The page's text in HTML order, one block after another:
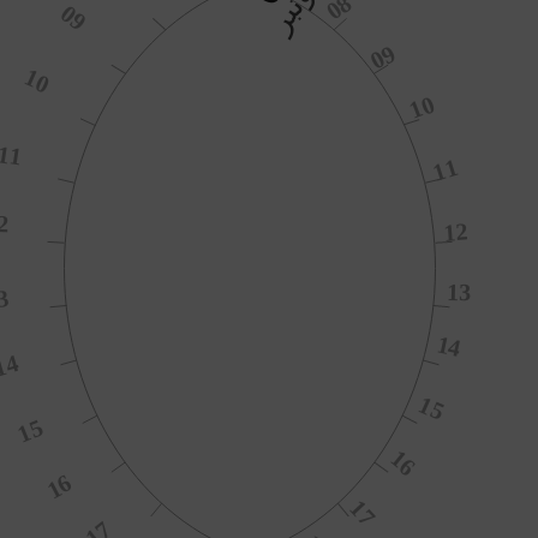
08
09
10
11
12
13
14
15
16
17
09
10
15
16